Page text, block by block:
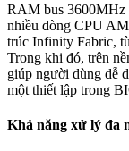
RAM bus 3600MHz
nhiều dòng CPU
trúc Infinity Fabric,
Trong khi đó, trên
giúp người dùng dễ
một thiết lập trong
Khả năng xử lý đa